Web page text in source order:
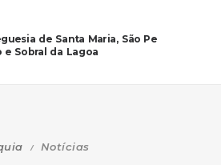
de Santa Maria, São Pe
e Sobral da Lagoa
Notícias